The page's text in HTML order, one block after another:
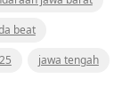
beat
jawa tengah